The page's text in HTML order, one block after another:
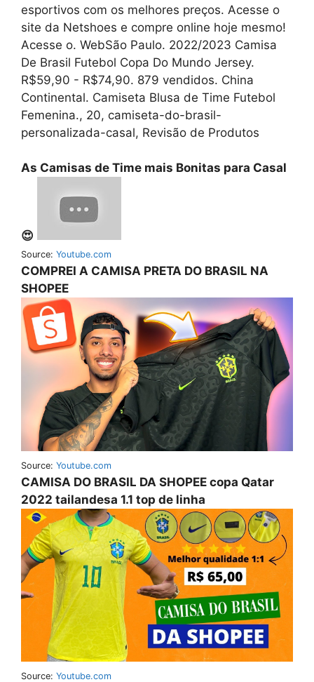
esportivos com os melhores preços. Acesse o
site da Netshoes e compre online hoje mesmo!
Acesse o. WebSão Paulo. 2022/2023 Camisa
De Brasil Futebol Copa Do Mundo Jersey.
R$59,90 - R$74,90. 879 vendidos. China
Continental. Camiseta Blusa de Time Futebol
Femenina., 20, camiseta-do-brasil-
personalizada-casal, Revisão de Produtos
As Camisas de Time mais Bonitas para Casal
😍
Source: Youtube.com
COMPREI A CAMISA PRETA DO BRASIL NA
SHOPEE
Source: Youtube.com
CAMISA DO BRASIL DA SHOPEE copa Qatar
2022 tailandesa 1.1 top de linha
Source: Youtube.com